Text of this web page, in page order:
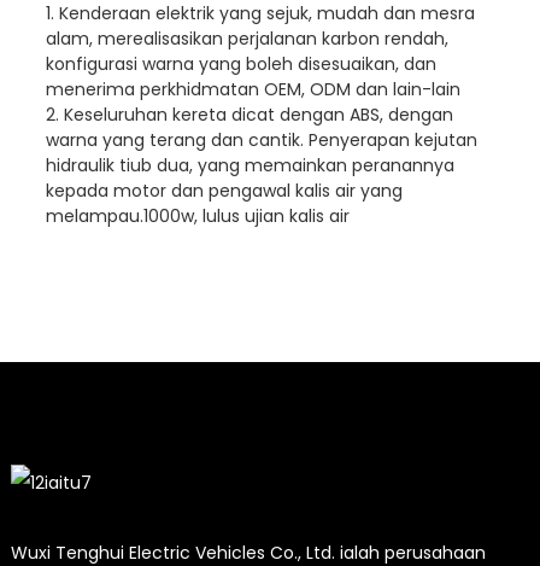
1. Kenderaan elektrik yang sejuk, mudah dan mesra
alam, merealisasikan perjalanan karbon rendah,
konfigurasi warna yang boleh disesuaikan, dan
menerima perkhidmatan OEM, ODM dan lain-lain
2. Keseluruhan kereta dicat dengan ABS, dengan
warna yang terang dan cantik. Penyerapan kejutan
hidraulik tiub dua, yang memainkan peranannya
kepada motor dan pengawal kalis air yang
melampau.1000w, lulus ujian kalis air
Wuxi Tenghui Electric Vehicles Co., Ltd. ialah perusahaan